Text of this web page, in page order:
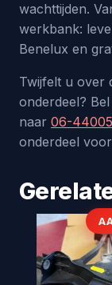
wachttijden.
werkbank:
Benelux en
Twijfelt u over
onderdeel? Bel
naar 06-
onderdeel